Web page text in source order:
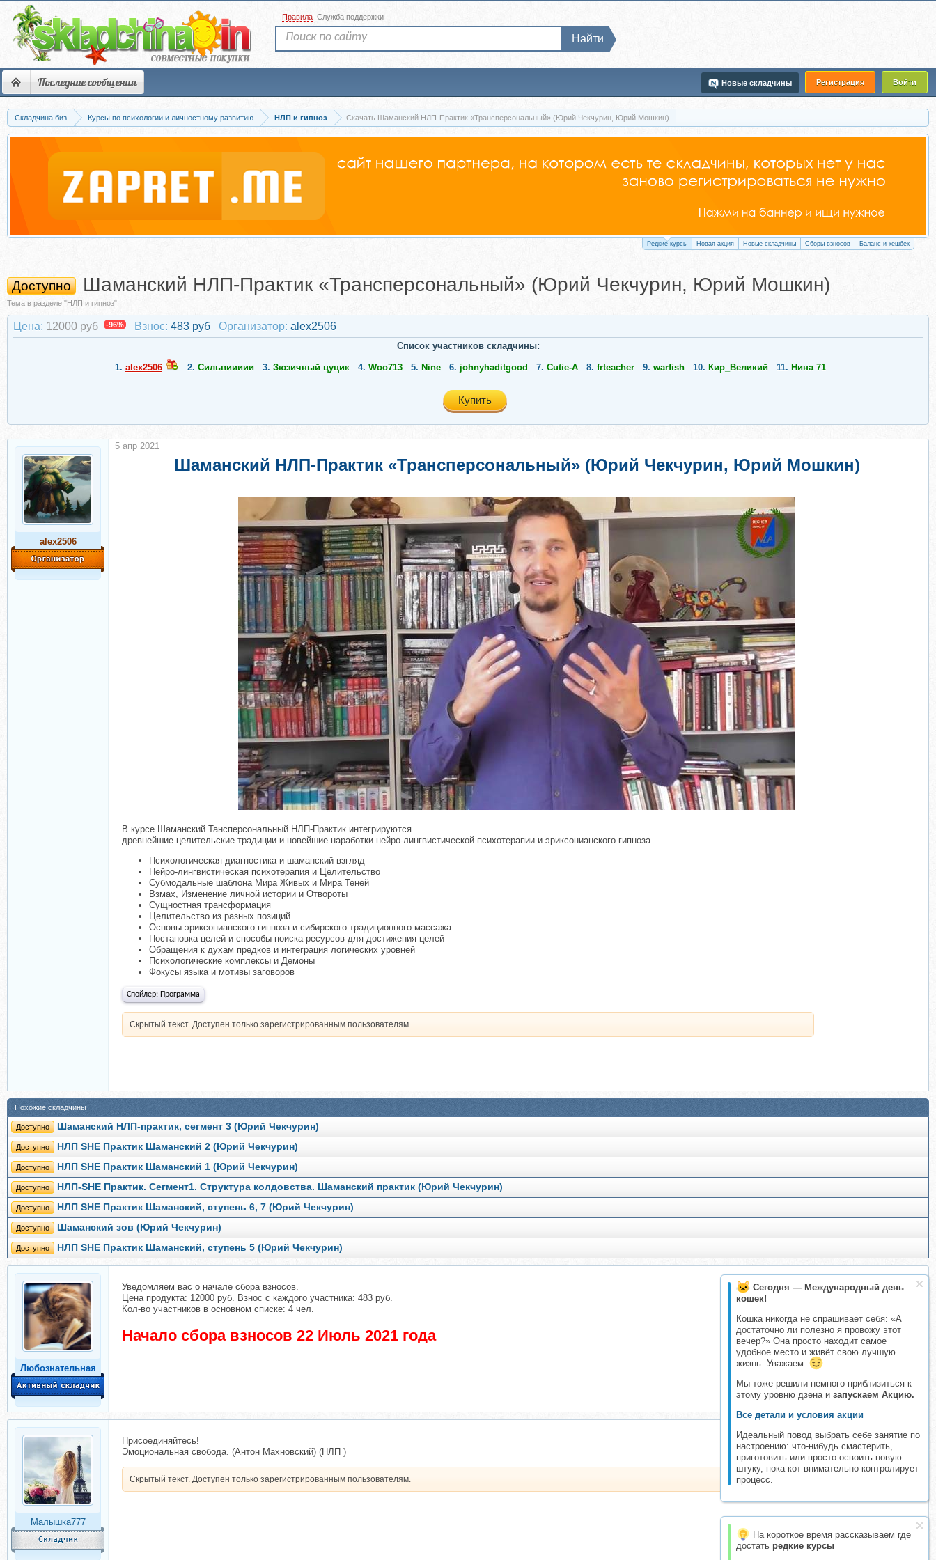
Последние сообщения Регистрация Войти
Новые складчины
Правила Служба поддержки
Найти
Складчина биз Курсы по психологии и личностному развитию НЛП и гипноз Скачать Шаманский НЛП-Практик «Трансперсональный» (Юрий Чекчурин, Юрий Мошкин)
Редкие курсы Новая акция Новые складчины Сборы взносов Баланс и кешбек
Сегодня — Международный день
кошек!
Кошка никогда не спрашивает себя: «А
достаточно ли полезно я провожу этот
вечер?» Она просто находит самое
удобное место и живёт свою лучшую
жизнь. Уважаем.
Мы тоже решили немного приблизиться к
этому уровню дзена и запускаем Акцию.
Все детали и условия акции
Идеальный повод выбрать себе занятие по
настроению: что-нибудь смастерить,
приготовить или просто освоить новую
штуку, пока кот внимательно контролирует
процесс.
На короткое время рассказываем где
достать редкие курсы
Доступно Шаманский НЛП-Практик «Трансперсональный» (Юрий Чекчурин, Юрий Мошкин)
Тема в разделе "НЛП и гипноз"
Цена: 12000 руб -96% Взнос: 483 руб Организатор: alex2506
Список участников складчины:
1. alex2506 2. Сильвиииии 3. Зюзичный цуцик 4. Woo713 5. Nine 6. johnyhaditgood 7. Cutie-A 8. frteacher 9. warfish 10. Кир_Великий 11. Нина 71
Купить
alex2506
Шаманский НЛП-Практик «Трансперсональный» (Юрий Чекчурин, Юрий Мошкин)
В курсе Шаманский Тансперсональный НЛП-Практик интегрируются
древнейшие целительские традиции и новейшие наработки нейро-лингвистической психотерапии и эриксонианского гипноза
Психологическая диагностика и шаманский взгляд
Нейро-лингвистическая психотерапия и Целительство
Субмодальные шаблона Мира Живых и Мира Теней
Взмах, Изменение личной истории и Отвороты
Сущностная трансформация
Целительство из разных позиций
Основы эриксонианского гипноза и сибирского традиционного массажа
Постановка целей и способы поиска ресурсов для достижения целей
Обращения к духам предков и интеграция логических уровней
Психологические комплексы и Демоны
Фокусы языка и мотивы заговоров
Спойлер: Программа
Скрытый текст. Доступен только зарегистрированным пользователям.
5 апр 2021
Похожие складчины
Доступно Шаманский НЛП-практик, сегмент 3 (Юрий Чекчурин)
Доступно НЛП SHE Практик Шаманский 2 (Юрий Чекчурин)
Доступно НЛП SHE Практик Шаманский 1 (Юрий Чекчурин)
Доступно НЛП-SHE Практик. Сегмент1. Структура колдовства. Шаманский практик (Юрий Чекчурин)
Доступно НЛП SHE Практик Шаманский, ступень 6, 7 (Юрий Чекчурин)
Доступно Шаманский зов (Юрий Чекчурин)
Доступно НЛП SHE Практик Шаманский, ступень 5 (Юрий Чекчурин)
Любознательная
Уведомляем вас о начале сбора взносов.
Цена продукта: 12000 руб. Взнос с каждого участника: 483 руб.
Кол-во участников в основном списке: 4 чел.
Начало сбора взносов 22 Июль 2021 года
Малышка777
Присоединяйтесь!
Эмоциональная свобода. (Антон Махновский) (НЛП )
Скрытый текст. Доступен только зарегистрированным пользователям.